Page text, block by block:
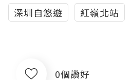
深圳自悠遊
紅嶺北站
0個讚好